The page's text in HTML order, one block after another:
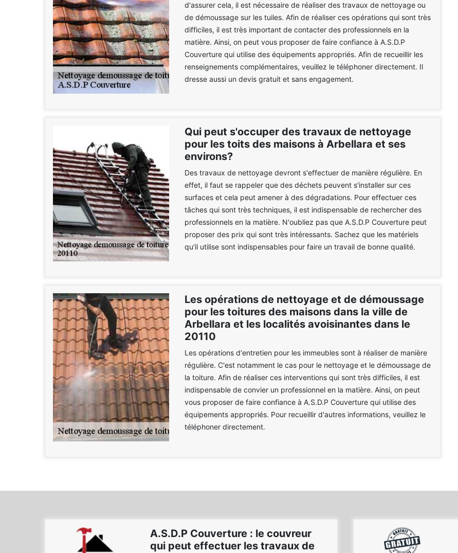
d'assurer cela, il est nécessaire de réaliser des travaux de nettoyage ou
de démoussage sur les tuiles. Afin de réaliser ces opérations qui sont très
difficiles, il est très important de contacter des professionnels en la
matière. Ainsi, on peut vous proposer de faire confiance à A.S.D.P
Couverture qui utilise des équipements appropriés. Afin de recueillir les
renseignements complémentaires, veuillez le téléphoner directement. Il
dresse aussi un devis gratuit et sans engagement.
Qui peut s'occuper des travaux de nettoyage
pour les toits des maisons à Arbellara et ses
environs?
Des travaux de nettoyage devront s'effectuer de manière régulière. En
effet, il faut se rappeler que des déchets peuvent s'installer sur ces
surfaces et cela peut amener à des dégradations. Pour effectuer ces
tâches qui sont très techniques, il est indispensable de rechercher des
professionnels en la matière. N'oubliez pas que A.S.D.P Couverture peut
proposer des prix qui sont très intéressants. Sachez que les matériels
qu'il utilise sont indispensables pour faire un travail de bonne qualité.
Les opérations de nettoyage et de démoussage
pour les toitures des maisons dans la ville de
Arbellara et les localités avoisinantes dans le
20110
Les opérations d'entretien pour les immeubles sont à réaliser de manière
régulière. C'est notamment le cas pour le nettoyage et le démoussage de
la toiture. Afin de réaliser ces interventions qui sont très difficiles, il est
indispensable de convier un professionnel en la matière. Ainsi, on peut
vous proposer de faire confiance à A.S.D.P Couverture qui utilise des
équipements appropriés. Pour recueillir d'autres informations, veuillez le
téléphoner directement.
A.S.D.P Couverture : le couvreur
qui peut effectuer les travaux de